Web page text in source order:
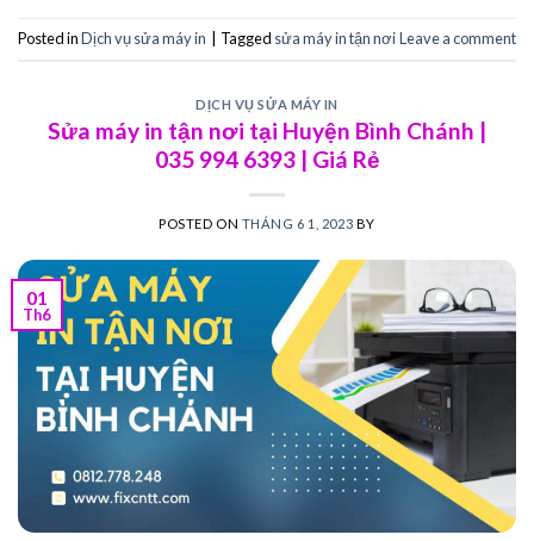
Posted inDịch vụ sửa máy in Tagged sửa máy in tận nơiLeave a comment
DỊCH VỤ SỬA MÁY IN
Sửa máy in tận nơi tại Huyện Bình Chánh |
035 994 6393 | Giá Rẻ
POSTED ON THÁNG 6 1, 2023 BY
01
Th6